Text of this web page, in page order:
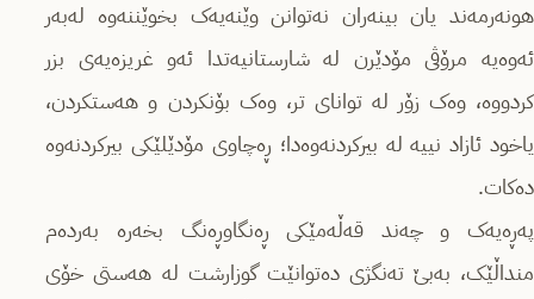
هونەرمەند یان بینەران نەتوانن وێنەیەک بخوێننەوە لەبەر
ئەوەیە مرۆڤی مۆدێرن لە شارستانیەتدا ئەو غریزەیەی بزر
کردووە، وەک زۆر لە توانای تر، وەک بۆنکردن و هەستکردن،
یاخود ئازاد نییە لە بیرکردنەوەدا؛ ڕەچاوی مۆدێلێكی بیرکردنەوە
دەکات.
پەڕەیەک و چەند قەڵەمێکی ڕەنگاوڕەنگ بخەرە بەردەم
منداڵێک، بەبێ تەنگژی دەتوانێت گوزارشت لە هەستی خۆی